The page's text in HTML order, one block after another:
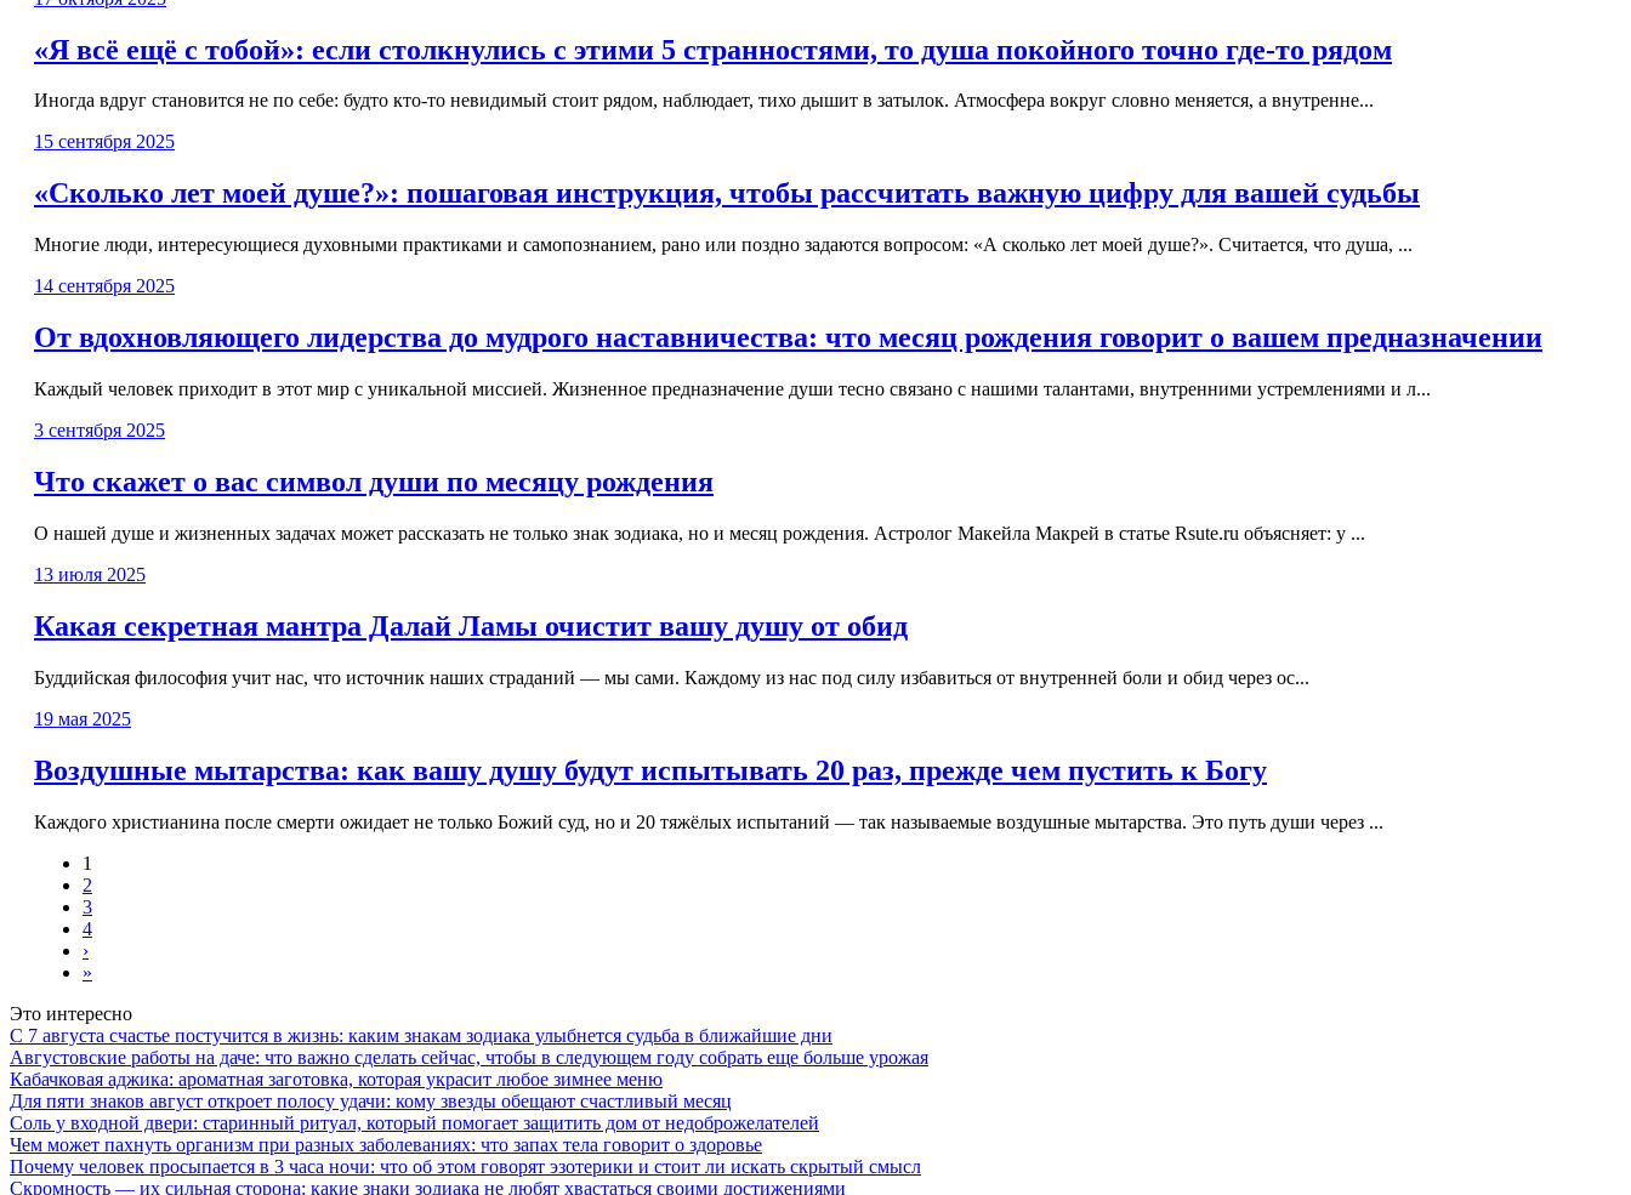
«Я всё ещё с тобой»: если столкнулись с этими 5 странностями, то душа покойного точно где-то рядом
Иногда вдруг становится не по себе: будто кто-то невидимый стоит рядом, наблюдает, тихо дышит в затылок. Атмосфера вокруг словно меняется, а внутренне...
15 сентября 2025
«Сколько лет моей душе?»: пошаговая инструкция, чтобы рассчитать важную цифру для вашей судьбы
Многие люди, интересующиеся духовными практиками и самопознанием, рано или поздно задаются вопросом: «А сколько лет моей душе?». Считается, что душа, ...
14 сентября 2025
От вдохновляющего лидерства до мудрого наставничества: что месяц рождения говорит о вашем предназначении
Каждый человек приходит в этот мир с уникальной миссией. Жизненное предназначение души тесно связано с нашими талантами, внутренними устремлениями и л...
3 сентября 2025
Что скажет о вас символ души по месяцу рождения
О нашей душе и жизненных задачах может рассказать не только знак зодиака, но и месяц рождения. Астролог Макейла Макрей в статье Rsute.ru объясняет: у ...
13 июля 2025
Какая секретная мантра Далай Ламы очистит вашу душу от обид
Буддийская философия учит нас, что источник наших страданий — мы сами. Каждому из нас под силу избавиться от внутренней боли и обид через ос...
19 мая 2025
Воздушные мытарства: как вашу душу будут испытывать 20 раз, прежде чем пустить к Богу
Каждого христианина после смерти ожидает не только Божий суд, но и 20 тяжёлых испытаний — так называемые воздушные мытарства. Это путь души через ...
1
2
3
4
›
»
Это интересно
С 7 августа счастье постучится в жизнь: каким знакам зодиака улыбнется судьба в ближайшие дни
Августовские работы на даче: что важно сделать сейчас, чтобы в следующем году собрать еще больше урожая
Кабачковая аджика: ароматная заготовка, которая украсит любое зимнее меню
Для пяти знаков август откроет полосу удачи: кому звезды обещают счастливый месяц
Соль у входной двери: старинный ритуал, который помогает защитить дом от недоброжелателей
Чем может пахнуть организм при разных заболеваниях: что запах тела говорит о здоровье
Почему человек просыпается в 3 часа ночи: что об этом говорят эзотерики и стоит ли искать скрытый смысл
Скромность — их сильная сторона: какие знаки зодиака не любят хвастаться своими достижениями